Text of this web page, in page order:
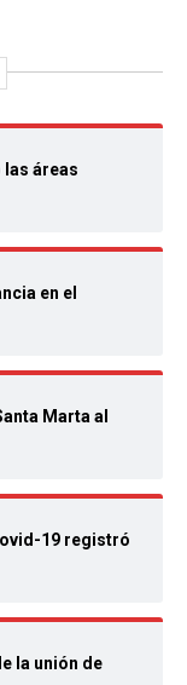
áreas
en el
Marta al
19 registró
la unión de